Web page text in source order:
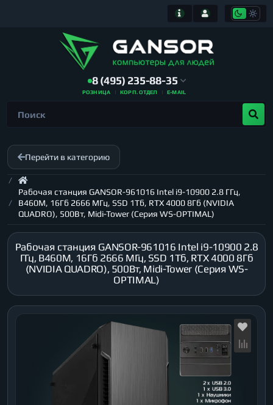
8 (495) 235-88-35
РОЗНИЦА КОРП. ОТДЕЛ E-MAIL
Перейти в категорию
Рабочая станция GANSOR-961016 Intel i9-10900 2.8 ГГц,
B460M, 16Гб 2666 МГц, SSD 1Тб, RTX 4000 8Гб (NVIDIA
QUADRO), 500Вт, Midi-Tower (Серия WS-OPTIMAL)
Рабочая станция GANSOR-961016 Intel i9-10900 2.8
ГГц, B460M, 16Гб 2666 МГц, SSD 1Тб, RTX 4000 8Гб
(NVIDIA QUADRO), 500Вт, Midi-Tower (Серия WS-
OPTIMAL)